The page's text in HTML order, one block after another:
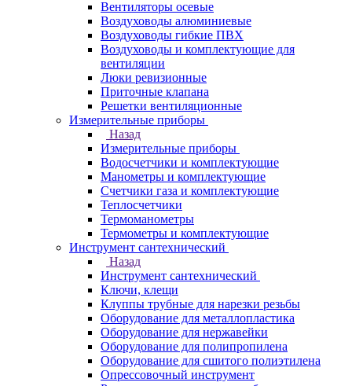
Вентиляторы осевые
Воздуховоды алюминиевые
Воздуховоды гибкие ПВХ
Воздуховоды и комплектующие для
вентиляции
Люки ревизионные
Приточные клапана
Решетки вентиляционные
Измерительные приборы
Назад
Измерительные приборы
Водосчетчики и комплектующие
Манометры и комплектующие
Счетчики газа и комплектующие
Теплосчетчики
Термоманометры
Термометры и комплектующие
Инструмент сантехнический
Назад
Инструмент сантехнический
Ключи, клещи
Клуппы трубные для нарезки резьбы
Оборудование для металлопластика
Оборудование для нержавейки
Оборудование для полипропилена
Оборудование для сшитого полиэтилена
Опрессовочный инструмент